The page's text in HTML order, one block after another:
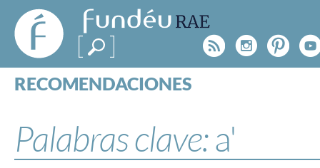
FundéuRAE
- Fundación
del Español
Urgente
Rss
RECOMENDACIONES
ESPECIALES
BLOG
Palabras clave:a'